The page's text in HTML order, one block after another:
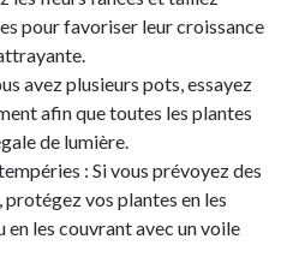
pour favoriser leur croissance
avez plusieurs pots, essayez
afin que toutes les plantes
de lumière.
: Si vous prévoyez des
vos plantes en les
en les couvrant avec un voile